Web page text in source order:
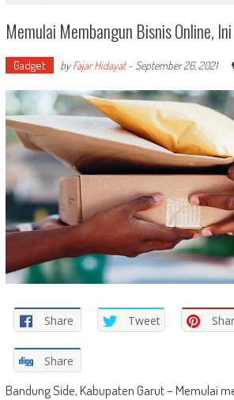
Memulai Membangun Bisnis Online,
Gadget byFajar Hidayat- September 26, 2021
Share Tweet
Share
Bandung Side, Kabupaten Garut – Memulai